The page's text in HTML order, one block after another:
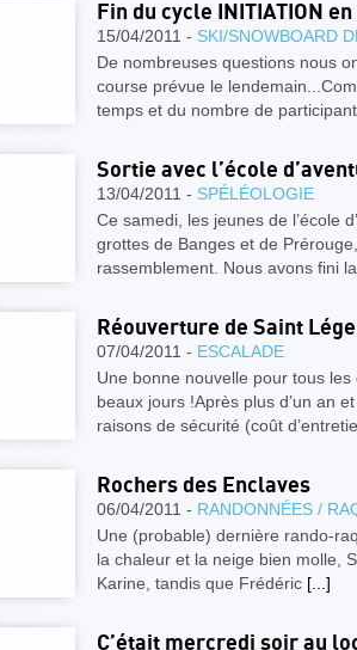
Fin du cycle INITIATION
15/04/2011 - SKI/SNOWBOARD
De nombreuses questions nous
course prévue le
temps et du nombre de
Sortie avec l’école
13/04/2011 - SPÉLÉOLOGIE
Ce samedi, les jeunes de l’école
grottes de Banges et de
rassemblement. Nous avons fini
Réouverture de Saint
07/04/2011 - ESCALADE
Une bonne nouvelle pour tous les
beaux jours !Après plus d’un an
raisons de sécurité (coût
Rochers des Enclaves
06/04/2011 - RANDONNÉES /
Une (probable) dernière rando-
la chaleur et la neige bien molle,
Karine, tandis que Frédéric [...]
C’était mercredi soir au